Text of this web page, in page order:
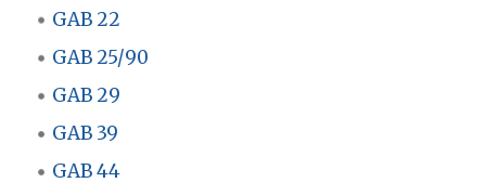
GAB 22
GAB 25/90
GAB 29
GAB 39
GAB 44